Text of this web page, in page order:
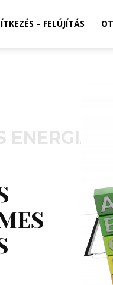
– FELÚJÍTÁS